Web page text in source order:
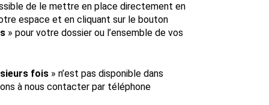
de le mettre en place directement en
espace et en cliquant sur le bouton
» pour votre dossier ou l’ensemble de vos
fois » n’est pas disponible dans
à nous contacter par téléphone